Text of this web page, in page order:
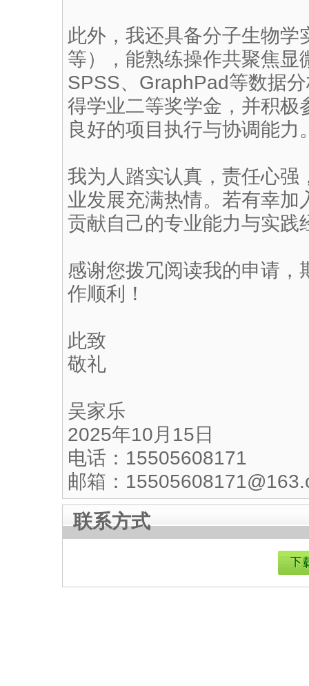
此外，我还具备分子生物
等），能熟练操作共聚焦
SPSS、GraphPad等数据
得学业二等奖学金，并积极
良好的项目执行与协调能力
我为人踏实认真，责任心强
业发展充满热情。若有幸
贡献自己的专业能力与实践
感谢您拨冗阅读我的申请
作顺利！
此致
敬礼
吴家乐
2025年10月15日
电话：15505608171
邮箱：
联系方式